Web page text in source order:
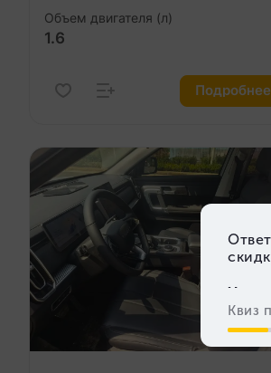
Объем двигателя (л)
1.6
Подробнее